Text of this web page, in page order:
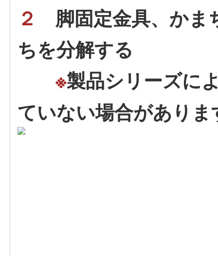
２
脚固定金具、か
ちを分解する
※製品シリーズに
ていない場合がありま